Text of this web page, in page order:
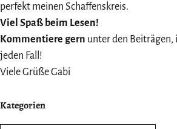
perfekt meinen Schaffenskreis.
Viel Spaß beim Lesen!
Kommentiere gern unter den Beiträgen,
jeden Fall!
Viele Grüße Gabi
Kategorien